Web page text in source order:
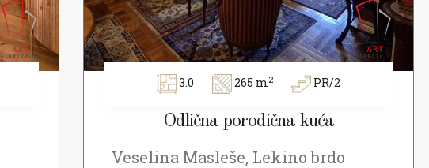
3.0 265 m2 PR/2
Odlična porodična kuća
Veselina Masleše, Lekino brdo